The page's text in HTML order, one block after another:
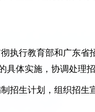
执行教育部和广东省
体实施，协调处理招
招生计划，组织招生